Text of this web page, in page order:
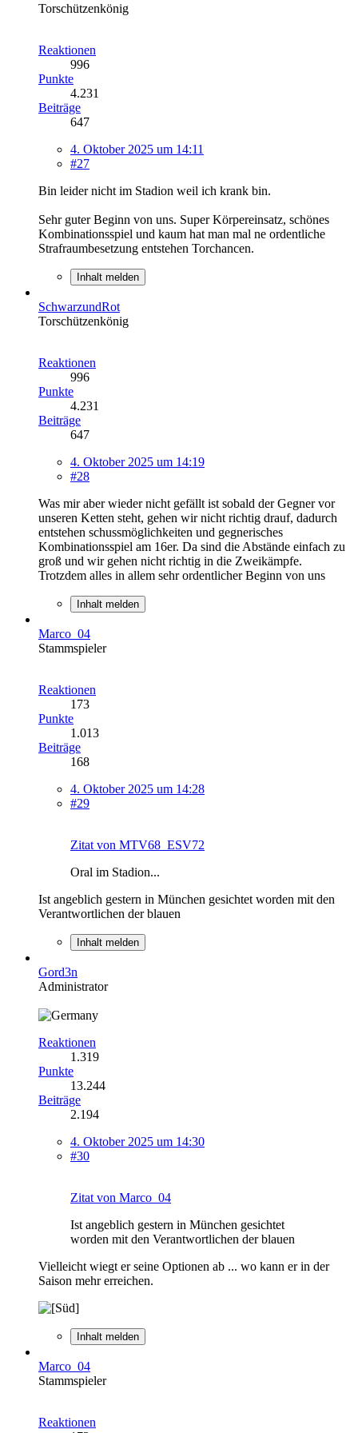
Torschützenkönig
Reaktionen
996
Punkte
4.231
Beiträge
647
4. Oktober 2025 um 14:11
#27
Bin leider nicht im Stadion weil ich krank bin.
Sehr guter Beginn von uns. Super Körpereinsatz, schönes
Kombinationsspiel und kaum hat man mal ne ordentliche
Strafraumbesetzung entstehen Torchancen.
Inhalt melden
SchwarzundRot
Torschützenkönig
Reaktionen
996
Punkte
4.231
Beiträge
647
4. Oktober 2025 um 14:19
#28
Was mir aber wieder nicht gefällt ist sobald der Gegner vor
unseren Ketten steht, gehen wir nicht richtig drauf, dadurch
entstehen schussmöglichkeiten und gegnerisches
Kombinationsspiel am 16er. Da sind die Abstände einfach zu
groß und wir gehen nicht richtig in die Zweikämpfe.
Trotzdem alles in allem sehr ordentlicher Beginn von uns
Inhalt melden
Marco_04
Stammspieler
Reaktionen
173
Punkte
1.013
Beiträge
168
4. Oktober 2025 um 14:28
#29
Zitat von MTV68_ESV72
Oral im Stadion...
Ist angeblich gestern in München gesichtet worden mit den
Verantwortlichen der blauen
Inhalt melden
Gord3n
Administrator
Reaktionen
1.319
Punkte
13.244
Beiträge
2.194
4. Oktober 2025 um 14:30
#30
Zitat von Marco_04
Ist angeblich gestern in München gesichtet
worden mit den Verantwortlichen der blauen
Vielleicht wiegt er seine Optionen ab ... wo kann er in der
Saison mehr erreichen.
Inhalt melden
Marco_04
Stammspieler
Reaktionen